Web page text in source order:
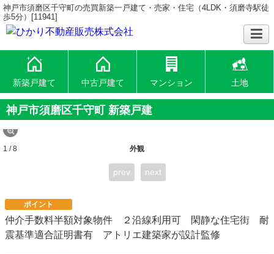
神戸市須磨区千守町の売買新築一戸建て・売家・住宅（4LDK・須磨寺駅徒
歩5分）[11941]
新築戸建て 中古戸建て マンション 土地
神戸市須磨区千守町 新築戸建
外観
1 / 8
prev next
ポイント
仲介手数料半額対象物件 ２沿線利用可 閑静な住宅街 耐
震基準適合証明書有 アトリエ建築家が設計監修